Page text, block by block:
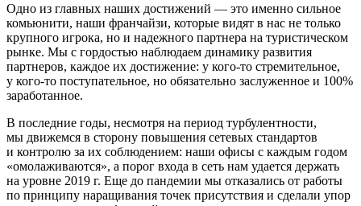
Одно из главных наших достижений — это именно сильное
комьюнити, наши франчайзи, которые видят в нас не только
крупного игрока, но и надежного партнера на туристическом
рынке. Мы с гордостью наблюдаем динамику развития
партнеров, каждое их достижение: у кого-то стремительное,
у кого-то поступательное, но обязательно заслуженное и 100%
заработанное.
В последние годы, несмотря на период турбулентности,
мы движемся в сторону повышения сетевых стандартов
и контролю за их соблюдением: наши офисы с каждым годом
«омолаживаются», а порог входа в сеть нам удается держать
на уровне 2019 г. Еще до пандемии мы отказались от работы
по принципу наращивания точек присутствия и сделали упор